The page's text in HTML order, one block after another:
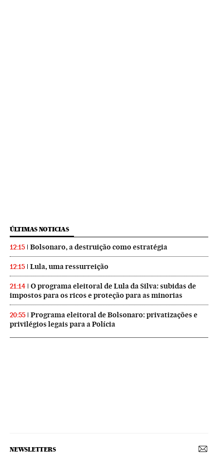
ÚLTIMAS NOTICIAS
12:15 Bolsonaro, a destruição como estratégia
12:15 Lula, uma ressurreição
21:14
O programa eleitoral de Lula da Silva: subidas de
impostos para os ricos e proteção para as minorias
20:55
Programa eleitoral de Bolsonaro: privatizações e
privilégios legais para a Polícia
NEWSLETTERS